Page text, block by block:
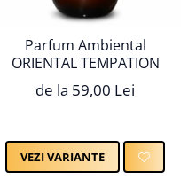
Parfum Ambiental
ORIENTAL TEMPATION
de la 59,00 Lei
VEZI VARIANTE